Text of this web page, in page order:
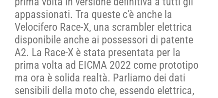
DEALERS
CONTATTI
SHOP
appassionati. Tra queste c’è anche la
Velocifero Race-X, una scrambler elettrica
disponibile anche ai possessori di patente
A2. La Race-X è stata presentata per la
prima volta ad EICMA 2022 come prototipo
ma ora è solida realtà. Parliamo dei dati
sensibili della moto che, essendo elettrica,